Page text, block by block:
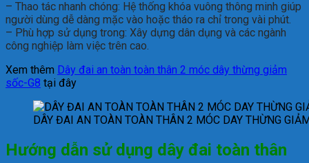
– Thao tác nhanh chóng: Hệ thống khóa vuông thông minh giúp
người dùng dễ dàng mặc vào hoặc tháo ra chỉ trong vài phút.
– Phù hợp sử dụng trong: Xây dựng dân dụng và các ngành
công nghiệp làm việc trên cao.
Xem thêm Dây đai an toàn toàn thân 2 móc dây thừng giảm
sốc-G8 tại đây
DÂY ĐAI AN TOÀN TOÀN THÂN 2 MÓC DAY THỪNG
Hướng dẫn sử dụng dây đai toàn thân